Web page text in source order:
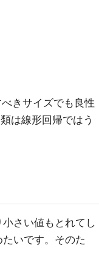
きサイズでも良性
は線形回帰ではう
さい値もとれてし
いです。そのた